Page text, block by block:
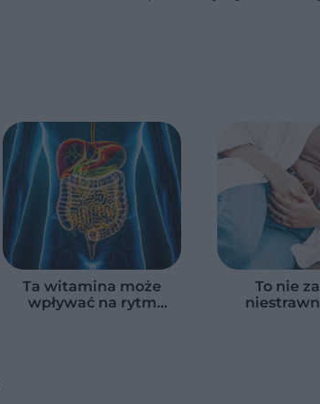
Ta witamina może
wpływać na rytm
To nie